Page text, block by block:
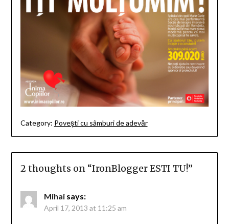
Category: Povești cu sâmburi de adevăr
2 thoughts on “IronBlogger ESTI TU!”
Mihai says:
April 17, 2013 at 11:25 am